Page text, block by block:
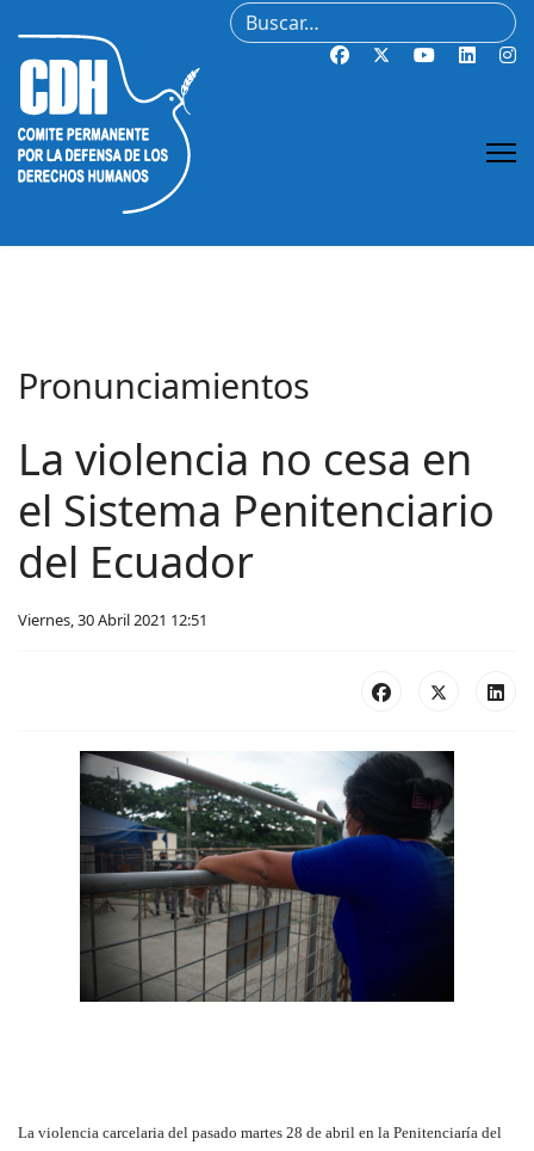
Buscar
Pronunciamientos
La violencia no cesa en
el Sistema Penitenciario
del Ecuador
Viernes, 30 Abril 2021 12:51
La violencia carcelaria del pasado martes 28 de abril en la Penitenciaría del